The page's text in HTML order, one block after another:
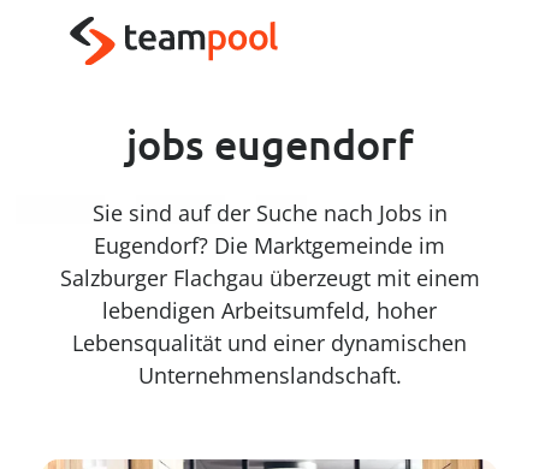
----
jobs eugendorf
Sie sind auf der Suche nach Jobs in
Eugendorf? Die Marktgemeinde im
Salzburger Flachgau überzeugt mit einem
lebendigen Arbeitsumfeld, hoher
Lebensqualität und einer dynamischen
Unternehmenslandschaft.